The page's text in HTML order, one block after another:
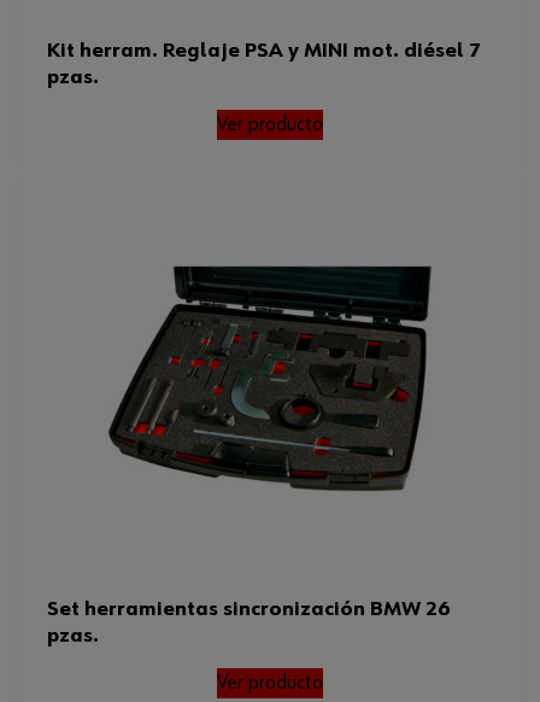
Kit herram. Reglaje PSA y MINI mot. diésel 7
pzas.
Ver producto
Set herramientas sincronización BMW 26
pzas.
Ver producto